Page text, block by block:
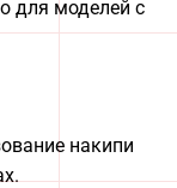
для моделей с
накипи